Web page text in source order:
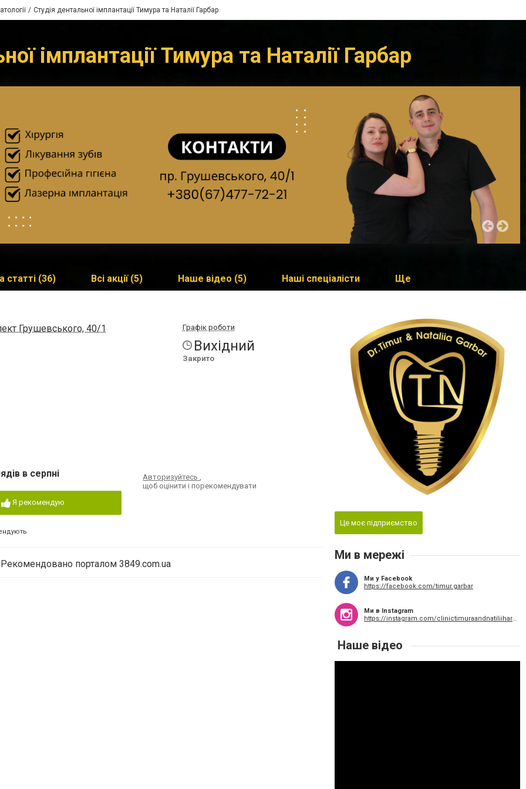
Студія дентальної імплантації Тимура та Наталії Гарбар
імплантації Тимура та Наталії Гарбар
статті (36) Всі акції (5) Наше відео (5) Наші спеціалісти Ще
Грушевського, 40/1 Графік роботи
Вихідний
Закрито
в серпні
Я рекомендую
Авторизуйтесь,
щоб оцінити і порекомендувати
Рекомендовано порталом 3849.com.ua
Це моє підприємство
Ми в мережі
Ми у Facebook
https://facebook.com/timur.garbar
Ми в Instagram
https://instagram.com/clinictimuraandnatiliiharbar/
Наше відео